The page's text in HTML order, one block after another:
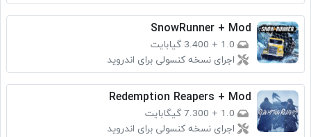
SnowRunner + Mod
1.0
+ 3.400 گیابایت
اجرای نسخه کنسولی برای اندروید
Redemption Reapers + Mod
1.0
+ 7.300 گیگابایت
اجرای نسخه کنسولی برای اندروید